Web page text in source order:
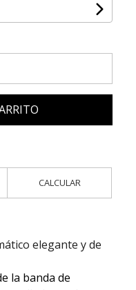
CALCULAR
elegante y de
la banda de